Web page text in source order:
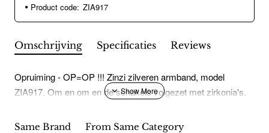
Product code: ZIA917
Omschrijving Specificaties Reviews
Opruiming - OP=OP !!! Zinzi zilveren armband, model
ZIA917. Om en om en de schakels volgezet met zirkonia's.
Same Brand From Same Category